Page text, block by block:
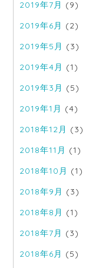
2019年7月 (9)
2019年6月 (2)
2019年5月 (3)
2019年4月 (1)
2019年3月 (5)
2019年1月 (4)
2018年12月 (3)
2018年11月 (1)
2018年10月 (1)
2018年9月 (3)
2018年8月 (1)
2018年7月 (3)
2018年6月 (5)